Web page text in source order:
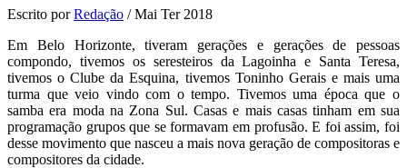
Escrito porRedação /Mai Ter 2018
Em Belo Horizonte, tiveram gerações e gerações de pessoas
compondo, tivemos os seresteiros da Lagoinha e Santa Teresa,
tivemos o Clube da Esquina, tivemos Toninho Gerais e mais uma
turma que veio vindo com o tempo. Tivemos uma época que o
samba era moda na Zona Sul. Casas e mais casas tinham em sua
programação grupos que se formavam em profusão. E foi assim, foi
desse movimento que nasceu a mais nova geração de compositoras e
compositores da cidade.